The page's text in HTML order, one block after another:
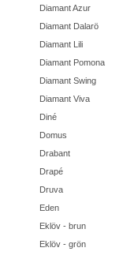
Diamant Azur
Diamant Dalarö
Diamant Lili
Diamant Pomona
Diamant Swing
Diamant Viva
Diné
Domus
Drabant
Drapé
Druva
Eden
Eklöv - brun
Eklöv - grön